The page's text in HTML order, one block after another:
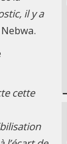
il y a
cette